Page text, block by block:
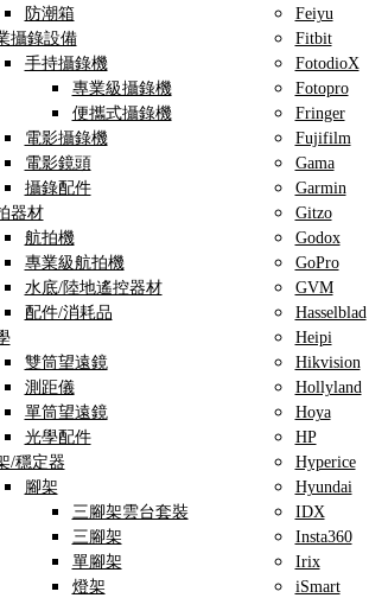
防潮箱
攝錄設備
手持攝錄機
專業級攝錄機
便攜式攝錄機
電影攝錄機
電影鏡頭
攝錄配件
器材
航拍機
專業級航拍機
水底/陸地遙控器材
配件/消耗品
雙筒望遠鏡
測距儀
單筒望遠鏡
光學配件
/穩定器
腳架
三腳架雲台套裝
三腳架
單腳架
燈架
Feiyu
Fitbit
FotodioX
Fotopro
Fringer
Fujifilm
Gama
Garmin
Gitzo
Godox
GoPro
GVM
Hasselblad
Heipi
Hikvision
Hollyland
Hoya
HP
Hyperice
Hyundai
IDX
Insta360
Irix
iSmart